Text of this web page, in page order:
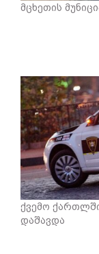
მცხეთის
ქვემო
დაშავდა